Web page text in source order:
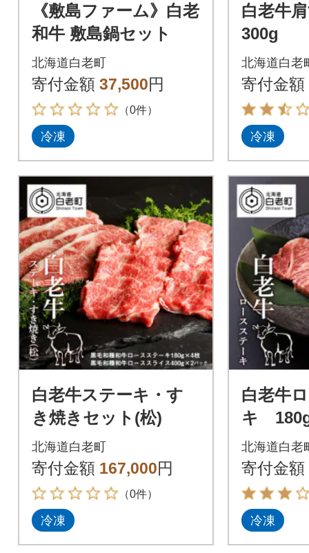
《敷島ファーム》白老
和牛 敷島鍋セット
北海道白老町
寄付金額 37,500円
（0件）
冷凍
白老牛
300g
北海道白老
寄付金額
冷凍
白老牛ステーキ・す
き焼きセット(松)
北海道白老町
寄付金額 167,000円
（0件）
冷凍
白老牛
キ
北海道白老
寄付金額
冷凍